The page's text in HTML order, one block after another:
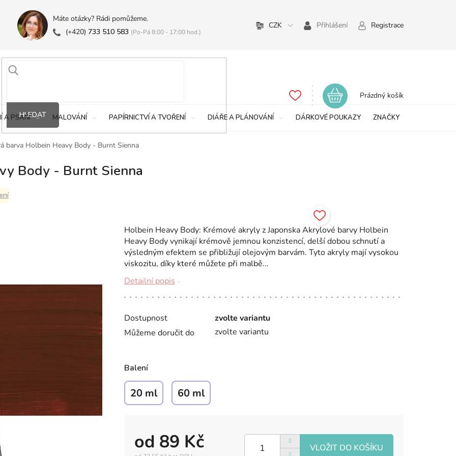
Máte otázky? Rádi pomůžeme.
(+420) 733 510 583 (Po-Pá 8:00 - 17:00 hod.)
CZK Přihlášení Registrace
HLEDAT
Nákupní
Prázdný košík
A PSANÍ MALOVÁNÍ PAPÍRNICTVÍ A TVOŘENÍ DIÁŘE A PLÁNOVÁNÍ DÁRKOVÉ POUKAZY ZNAČKY
barva Holbein Heavy Body - Burnt Sienna
Body - Burnt Sienna
Dostupnost
zvolte variantu
Můžeme doručit do
zvolte variantu
od 89 Kč
Balení
20 ml 60 ml
Holbein Heavy Body: Krémové akryly z Japonska Akrylové barvy Holbein
Heavy Body vynikají krémově jemnou konzistencí, delší dobou schnutí a
výsledným efektem se přibližují olejovým barvám. Tyto akryly mají vysokou
viskozitu, díky které můžete při malbě...
Detailní popis